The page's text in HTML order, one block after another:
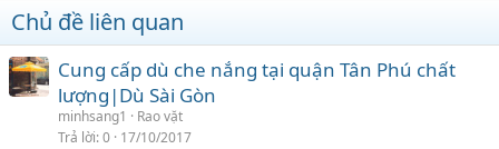
Chủ đề liên quan
Cung cấp dù che nắng tại quận Tân Phú chất
lượng|Dù Sài Gòn
minhsang1
Rao vặt
Trả lời 0 17/10/2017